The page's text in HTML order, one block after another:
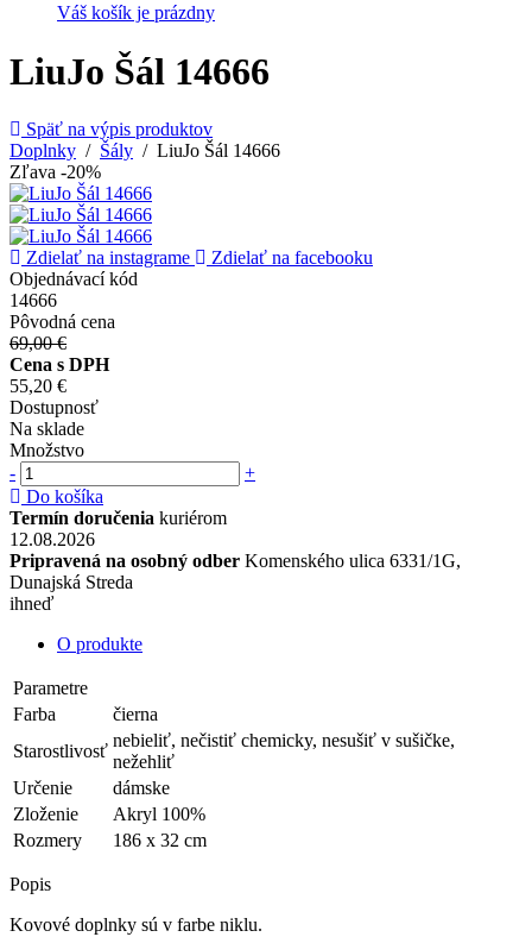
Váš košík je prázdny
LiuJo Šál 14666
Späť na výpis produktov
Doplnky / Šály / LiuJo Šál 14666
Zľava -20%
Zdielať na instagrame
Zdielať na facebooku
Objednávací kód
14666
Pôvodná cena
69,00 €
Cena s DPH
55,20 €
Dostupnosť
Na sklade
Množstvo
-
+
Do košíka
Termín doručenia kuriérom
12.08.2026
Pripravená na osobný odber Komenského ulica 6331/1G,
Dunajská Streda
ihneď
O produkte
Parametre
Farba
čierna
Starostlivosť
nebieliť, nečistiť chemicky, nesušiť v sušičke,
nežehliť
Určenie
dámske
Zloženie
Akryl 100%
Rozmery
186 x 32 cm
Popis
Kovové doplnky sú v farbe niklu.